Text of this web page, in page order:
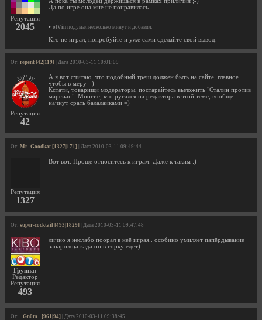
Репутация
2045
Да по игре она мне не понравилась.
• olVin подумал несколько минут и добавил:
Кто не играл, попробуйте и уже сами сделайте свой вывод.
От: repent [42|119] | Дата 2010-03-11 10:01:09
Репутация
42
А я вот считаю, что подобный треш должен быть на сайте, главное
чтобы в меру =)
Кстати, товарищи модераторы, постарайтесь выложить "Сталин против
марсиан". Многие, кто ругался на редактора в этой теме, вообще
начнут срать балалайками =)
От: Mr_Goodkat [1327|171] | Дата 2010-03-11 09:49:44
Репутация
1327
Вот вот. Проще относитесь к играм. Даже к таким :)
От: super-cocktail [493|1829] | Дата 2010-03-11 09:47:48
Группа:
Редактор
Репутация
493
лично я неслабо поорал в неё играя.. особино умиляет папёрдывание
запарожца када он в горку едет)
От: _Gn0m_ [961|94] | Дата 2010-03-11 09:38:45